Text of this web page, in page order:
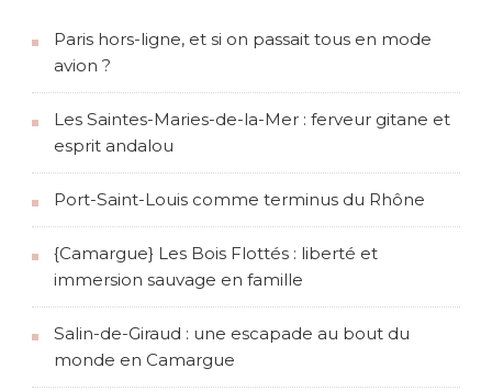
Paris hors-ligne, et si on passait tous en mode
avion ?
Les Saintes-Maries-de-la-Mer : ferveur gitane et
esprit andalou
Port-Saint-Louis comme terminus du Rhône
{Camargue} Les Bois Flottés : liberté et
immersion sauvage en famille
Salin-de-Giraud : une escapade au bout du
monde en Camargue